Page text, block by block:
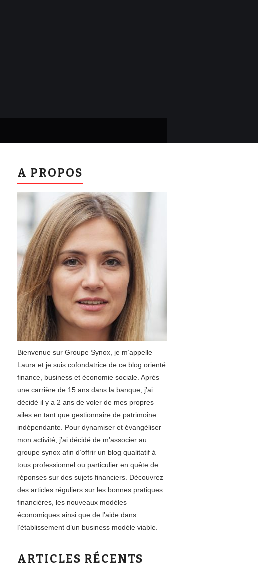
A PROPOS
Bienvenue sur Groupe Synox, je m’appelle
Laura et je suis cofondatrice de ce blog orienté
finance, business et économie sociale. Après
une carrière de 15 ans dans la banque, j’ai
décidé il y a 2 ans de voler de mes propres
ailes en tant que gestionnaire de patrimoine
indépendante. Pour dynamiser et évangéliser
mon activité, j’ai décidé de m’associer au
groupe synox afin d’offrir un blog qualitatif à
tous professionnel ou particulier en quête de
réponses sur des sujets financiers. Découvrez
des articles réguliers sur les bonnes pratiques
financières, les nouveaux modèles
économiques ainsi que de l’aide dans
l’établissement d’un business modèle viable.
ARTICLES RÉCENTS